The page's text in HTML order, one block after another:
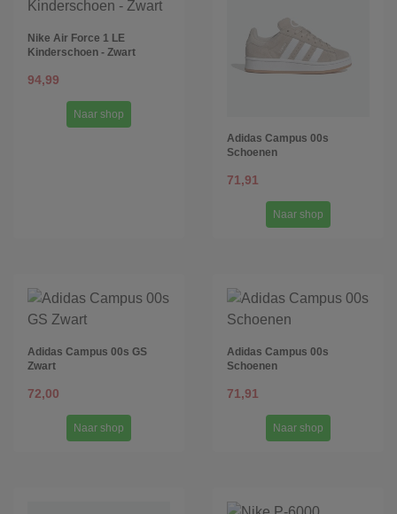
Nike Air Force 1 LE
Kinderschoen - Zwart
94,99
Naar shop
Adidas Campus 00s
Schoenen
71,91
Naar shop
Adidas Campus 00s GS
Zwart
72,00
Naar shop
Adidas Campus 00s
Schoenen
71,91
Naar shop